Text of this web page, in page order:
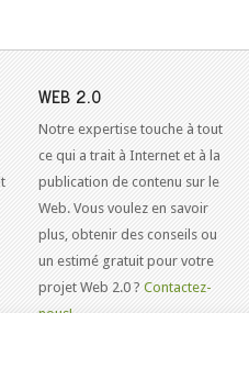
WEB 2.0
Notre expertise touche à tout
ce qui a trait à Internet et à la
publication de contenu sur le
Web. Vous voulez en savoir
plus, obtenir des conseils ou
un estimé gratuit pour votre
projet Web 2.0 ?Contactez-
nous!